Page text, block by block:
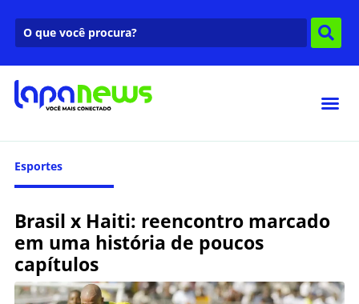
Esportes
Brasil x Haiti: reencontro marcado
em uma história de poucos
capítulos